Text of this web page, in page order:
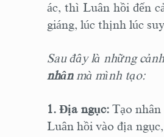
ác, thì Luân hồi đến
giáng, lúc thịnh lúc
Sau đây là những
nhânmà mình tạo:
1. Địa ngục:Tạo
Luân hồi vào địa